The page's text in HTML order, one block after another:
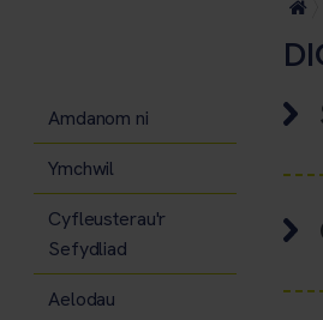
Amdanom ni
Ymchwil
Cyfleusterau'r
Sefydliad
Aelodau